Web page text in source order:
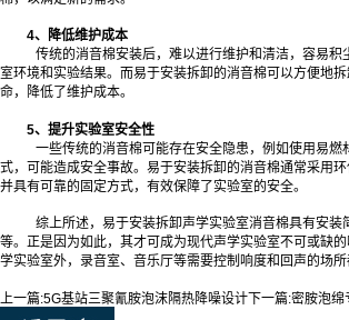
4、降低维护成本
传统的消音棉安装后，难以进行维护和清洁，容易积
室环境和实验结果。而易于安装拆卸的消音棉可以方便地
命，降低了维护成本。
5、提升实验室安全性
一些传统的消音棉可能存在安全隐患，例如使用易燃
式，可能造成安全事故。易于安装拆卸的消音棉通常采用环
并具有可靠的固定方式，有效保障了实验室的安全。
综上所述，易于安装拆卸声学实验室消音棉具有安装
等。正是因为如此，其才可成为现代声学实验室不可或缺
学实验室外，录音室、音乐厅等需要控制响度和回声的场所
上一篇:5G基站三聚氰胺泡沫隔热降噪设计下一篇:密胺泡绵